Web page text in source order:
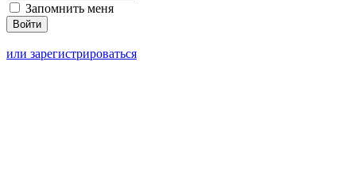
Запомнить меня
или зарегистрироваться